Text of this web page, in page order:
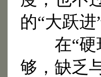
的“大跃
在“硬环
够，缺乏